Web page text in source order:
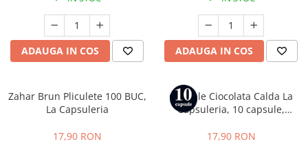
Capsule compatibile Caffitaly
PADURI CAFEA & MONODOZE
Paduri cafea ESE44
CAFEA MACINATA
ADAUGA IN COS ADAUGA IN COS
Zahar Brun Pliculete 100 BUC,
La Capsuleria
17,90 RON
Capsule Ciocolata Calda La
Capsuleria, 10 capsule,
17,90 RON